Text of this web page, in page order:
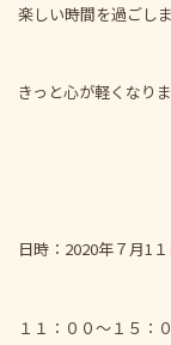
楽しい時間を過ごしま
きっと心が軽くなりま
日時：2020年７月1
１１：００～１５：